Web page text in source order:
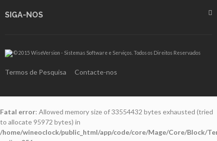
SIGA-NOS
© 2015 WiseVersion - Sistemas Software e Serviços. Todos os Direitos Reservados
Termos de Pesquisa Contacte-nos
Fatal error: Allowed memory size of 33554432 bytes exhausted (tried
to allocate 95972 bytes) in
/home/wineoclock/public_html/app/code/core/Mage/Core/Block/